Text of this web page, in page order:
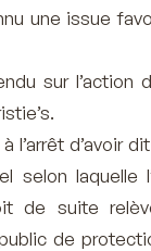
une issue
sur
l’arrêt d’avoir
selon laquelle
de suite
de